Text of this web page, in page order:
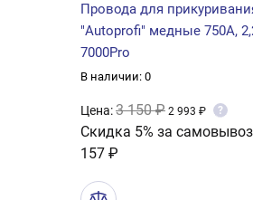
Провода для
"Autoprofi" медные 750А,
7000Pro
В наличии: 0
Цена:3 150 ₽ 2 993 ₽ ?
Скидка 5% за самовывоз
157 ₽